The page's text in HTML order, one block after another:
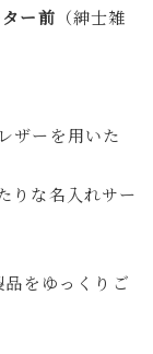
ー前 （紳士雑
ザーを用いた
りな名入れサー
をゆっくりご